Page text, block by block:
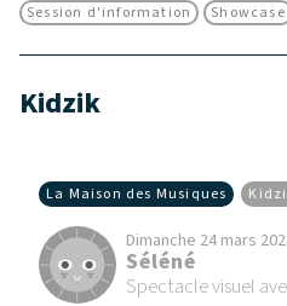
Session d'information
Showcase
Kidzik
La Maison des Musiques
Dimanche 24 mars
Séléné
Spectacle visuel